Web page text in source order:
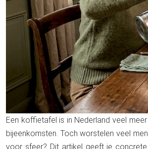
Een koffietafel is in Nederland veel
bijeenkomsten. Toch worstelen veel
voor sfeer? Dit artikel geeft je